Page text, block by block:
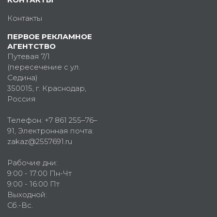
Контакты
ПЕРВОЕ РЕКЛАМНОЕ
АГЕНТСТВО
Путевая 7/1
(пересечение с ул.
Седина)
350015, г. Краснодар,
Россия
Телефон: +7 861 255–76–
91, Электронная почта:
zakaz@2557691.ru
Рабочие дни:
9:00 - 17:00 Пн-Чт
9:00 - 16:00 Пт
Выходной:
Сб.-Вс.